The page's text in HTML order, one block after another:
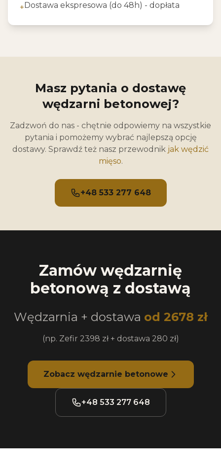
+Dostawa ekspresowa (do 48h) - dopłata
Masz pytania o dostawę
wędzarni betonowej?
Zadzwoń do nas - chętnie odpowiemy na wszystkie
pytania i pomożemy wybrać najlepszą opcję
dostawy. Sprawdź też nasz przewodnik jak wędzić
mięso.
+48 533 277 648
Zamów wędzarnię
betonową z dostawą
Wędzarnia + dostawa od 2678 zł
(np. Zefir 2398 zł + dostawa 280 zł)
Zobacz wędzarnie betonowe
+48 533 277 648